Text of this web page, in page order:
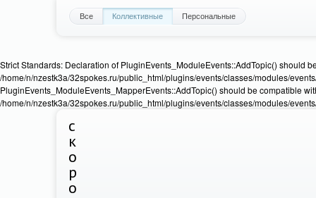
Все Коллективные Персональные
Strict Standards: Declaration of PluginEvents_ModuleEvents::AddTopic() should
/home/n/nzestk3a/32spokes.ru/public_html/plugins/events/classes/modules/
PluginEvents_ModuleEvents_MapperEvents::AddTopic() should be compatible
/home/n/nzestk3a/32spokes.ru/public_html/plugins/events/classes/modules/
с
к
о
р
о